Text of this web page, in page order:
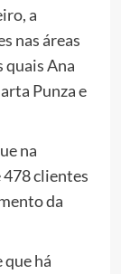
a
nas áreas
quais Ana
Punza e
na
clientes
da
que há